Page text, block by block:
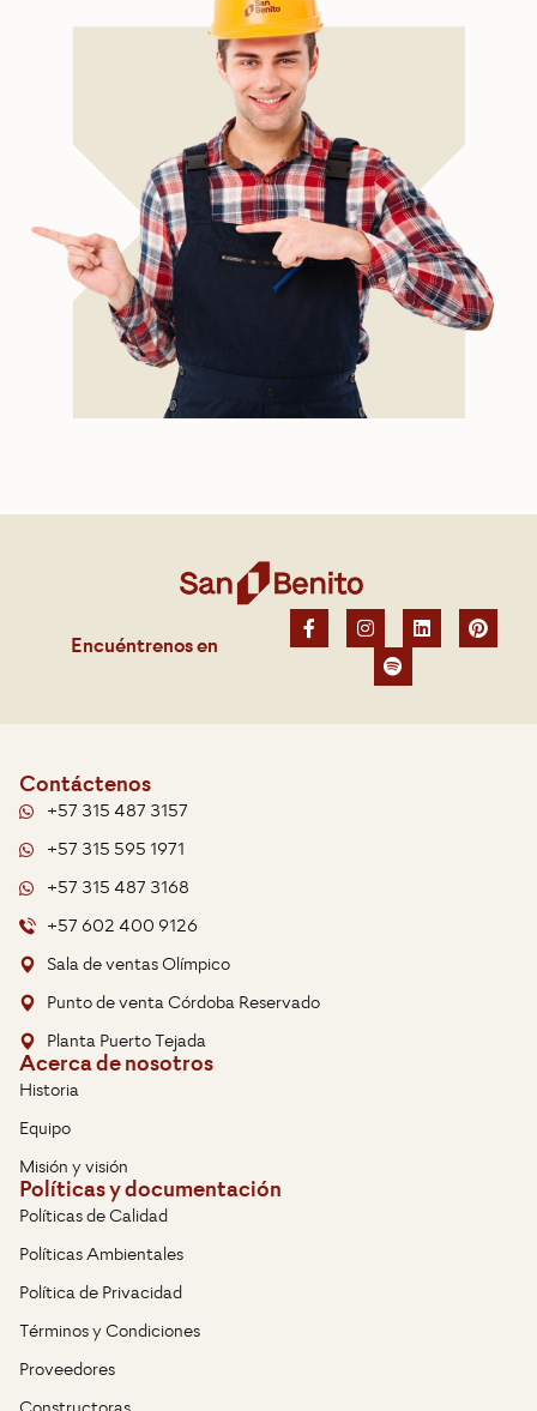
Encuéntrenos en
Contáctenos
+57 315 487 3157
+57 315 595 1971
+57 315 487 3168
+57 602 400 9126
Sala de ventas Olímpico
Punto de venta Córdoba Reservado
Planta Puerto Tejada
Acerca de nosotros
Historia
Equipo
Misión y visión
Políticas y documentación
Políticas de Calidad
Políticas Ambientales
Política de Privacidad
Términos y Condiciones
Proveedores